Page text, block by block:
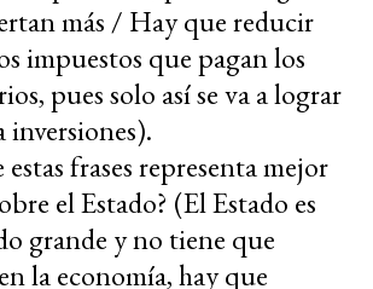
más / Hay que reducir
impuestos que pagan los
pues solo así se va a lograr
inversiones).
estas frases representa mejor
el Estado? (El Estado es
grande y no tiene que
la economía, hay que